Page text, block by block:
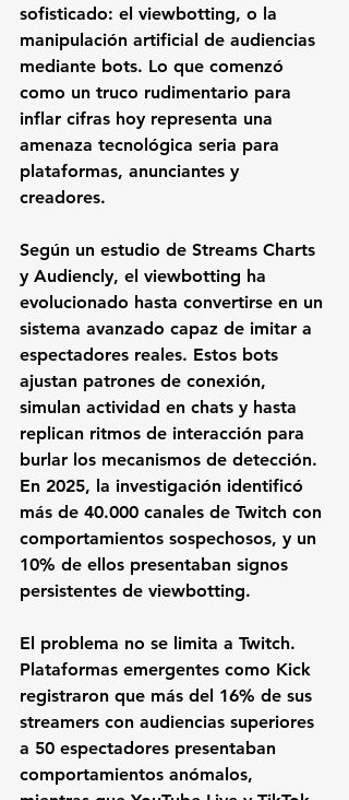
sofisticado: el viewbotting, o la
manipulación artificial de audiencias
mediante bots. Lo que comenzó
como un truco rudimentario para
inflar cifras hoy representa una
amenaza tecnológica seria para
plataformas, anunciantes y
creadores.
Según un estudio de Streams Charts
y Audiencly, el viewbotting ha
evolucionado hasta convertirse en un
sistema avanzado capaz de imitar a
espectadores reales. Estos bots
ajustan patrones de conexión,
simulan actividad en chats y hasta
replican ritmos de interacción para
burlar los mecanismos de detección.
En 2025, la investigación identificó
más de 40.000 canales de Twitch con
comportamientos sospechosos, y un
10% de ellos presentaban signos
persistentes de viewbotting.
El problema no se limita a Twitch.
Plataformas emergentes como Kick
registraron que más del 16% de sus
streamers con audiencias superiores
a 50 espectadores presentaban
comportamientos anómalos,